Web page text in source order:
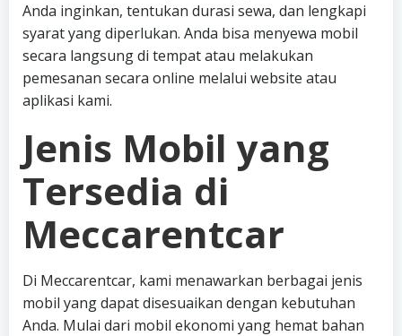
Anda inginkan, tentukan durasi sewa, dan lengkapi
syarat yang diperlukan. Anda bisa menyewa mobil
secara langsung di tempat atau melakukan
pemesanan secara online melalui website atau
aplikasi kami.
Jenis Mobil yang
Tersedia di
Meccarentcar
Di Meccarentcar, kami menawarkan berbagai jenis
mobil yang dapat disesuaikan dengan kebutuhan
Anda. Mulai dari mobil ekonomi yang hemat bahan